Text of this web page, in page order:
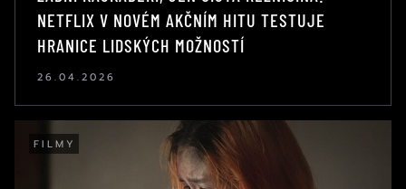
NETFLIX V NOVÉM AKČNÍM HITU TESTUJE
HRANICE LIDSKÝCH MOŽNOSTÍ
26.04.2026
FILMY